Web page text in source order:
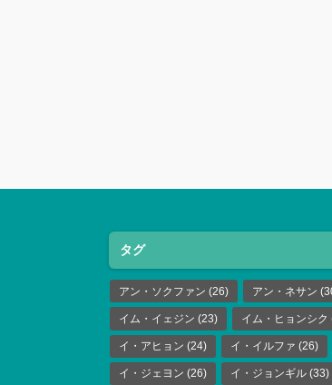
タグ
アン・ソクファン (26) アン・ネサン
イム・イェジン (23) イム・ヒョンシク
イ・アヒョン (24) イ・イルファ (26)
イ・ジェヨン (26) イ・ジョンギル (33)